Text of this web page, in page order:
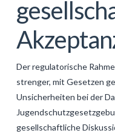
Der regulatorische
strenger, mit Gesetzen
Unsicherheiten bei der
gesellschaftliche